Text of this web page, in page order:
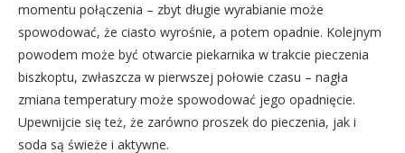
momentu połączenia – zbyt długie wyrabianie może
spowodować, że ciasto wyrośnie, a potem opadnie. Kolejnym
powodem może być otwarcie piekarnika w trakcie pieczenia
biszkoptu, zwłaszcza w pierwszej połowie czasu – nagła
zmiana temperatury może spowodować jego opadnięcie.
Upewnijcie się też, że zarówno proszek do pieczenia, jak i
soda są świeże i aktywne.